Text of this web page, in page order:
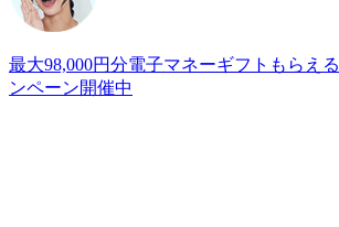
最大98,000円分電子マネーギフトもらえる
ンペーン開催中